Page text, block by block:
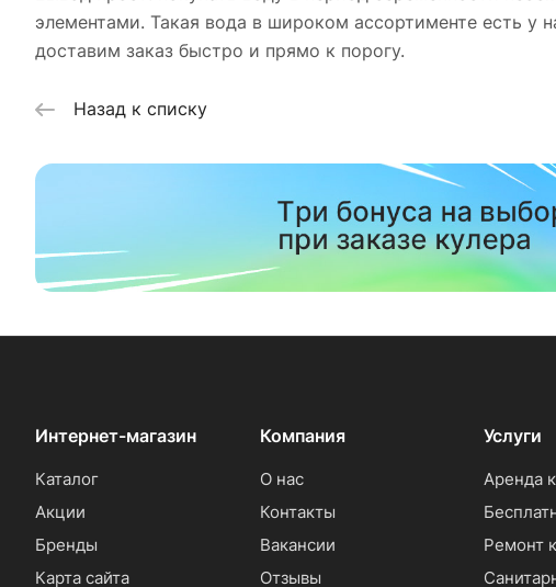
элементами. Такая вода в широком ассортименте есть у
доставим заказ быстро и прямо к порогу.
Назад к списку
Интернет-магазин
Каталог
Акции
Бренды
Карта сайта
Компания
О нас
Контакты
Вакансии
Отзывы
Услуги
Аренда
Ремонт